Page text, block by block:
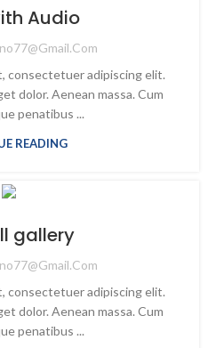
Audio
consectetuer adipiscing elit.
dolor. Aenean massa. Cum
penatibus ...
READING
gallery
consectetuer adipiscing elit.
dolor. Aenean massa. Cum
penatibus ...